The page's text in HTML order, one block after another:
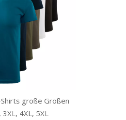
große Größen
3XL, 4XL, 5XL